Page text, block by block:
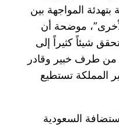
بتهدئة المواجهة بين
موضحة أن
شيئاً كثيراً إلى
من طرف خبير وقادر
المملكة تستطيع
السعودية